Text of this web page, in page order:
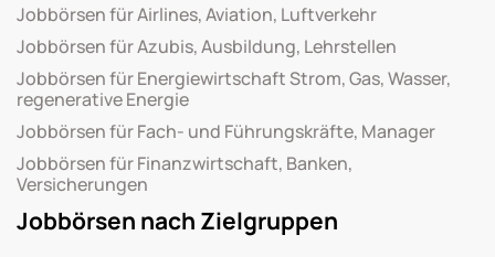
Jobbörsen für Airlines, Aviation, Luftverkehr
Jobbörsen für Azubis, Ausbildung, Lehrstellen
Jobbörsen für Energiewirtschaft Strom, Gas, Wasser,
regenerative Energie
Jobbörsen für Fach- und Führungskräfte, Manager
Jobbörsen für Finanzwirtschaft, Banken,
Versicherungen
Jobbörsen nach Zielgruppen